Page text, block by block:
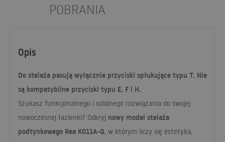
POBRANIA
Opis
Do stelaża pasują wyłącznie przyciski spłukujące typu T. Nie
są kompatybilne przyciski typu E, F i H.
Szukasz funkcjonalnego i solidnego rozwiązania do swojej
nowoczesnej łazienki? Odkryj nowy model stelaża
podtynkowego Rea K011A-Q, w którym liczy się estetyka,